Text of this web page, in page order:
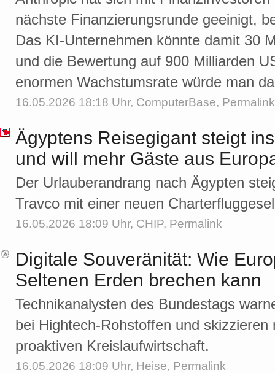
nächste Finanzierungsrunde geeinigt,
Das KI-Unternehmen könnte damit 30
und die Bewertung auf 900 Milliarden
enormen Wachstumsrate würde man
16.05.2026 18:18 Uhr, ComputerBase, Permalink
Ägyptens Reisegigant steigt
und will mehr Gäste aus
Der Urlauberandrang nach Ägypten
Travco mit einer neuen
16.05.2026 18:09 Uhr, CHIP, Permalink
Digitale Souveränität: Wie
Seltenen Erden brechen kann
Technikanalysten des Bundestags
bei Hightech-Rohstoffen und
proaktiven Kreislaufwirtschaft.
16.05.2026 18:09 Uhr, Heise, Permalink